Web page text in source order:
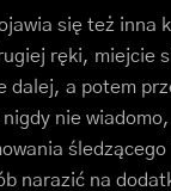
się też
ręki, miejcie
dalej, a potem
nie
narazić na